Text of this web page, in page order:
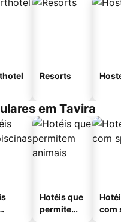
Resorts
em Tavira
Hotéis que
permitem
com